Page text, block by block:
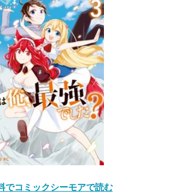
でコミックシーモアで読む